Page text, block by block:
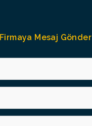
Firmaya Mesaj Gönder